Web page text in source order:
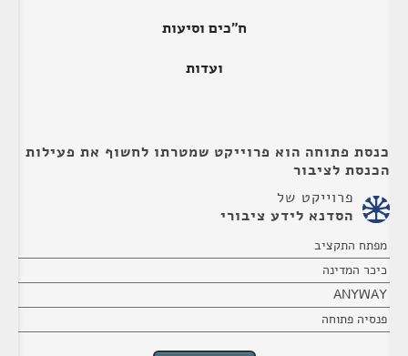
ח"כים וסיעות
ועדות
כנסת פתוחה הוא פרוייקט שמטרתו לחשוף את פעילות
הכנסת לציבור
פרוייקט של
הסדנא לידע ציבורי
מפתח התקציב
כיכר המדינה
ANYWAY
פנסיה פתוחה